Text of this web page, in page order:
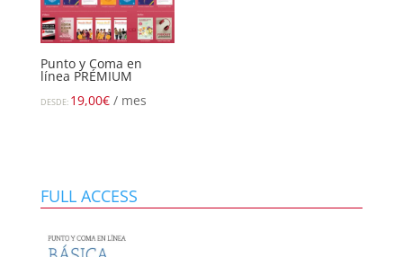
Punto y Coma en
línea PRÉMIUM
DESDE: 19,00€ / mes
FULL ACCESS